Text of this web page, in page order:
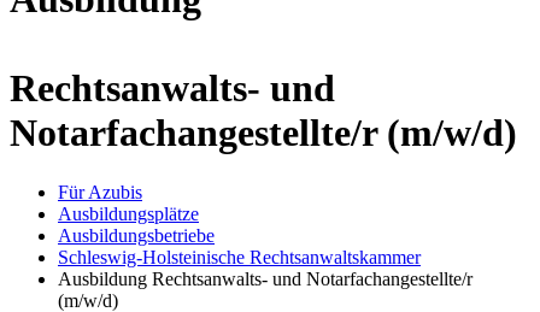
Rechtsanwalts- und
Notarfachangestellte/r (m/w/d)
Für Azubis
Ausbildungsplätze
Ausbildungsbetriebe
Schleswig-Holsteinische Rechtsanwaltskammer
Ausbildung Rechtsanwalts- und Notarfachangestellte/r
(m/w/d)